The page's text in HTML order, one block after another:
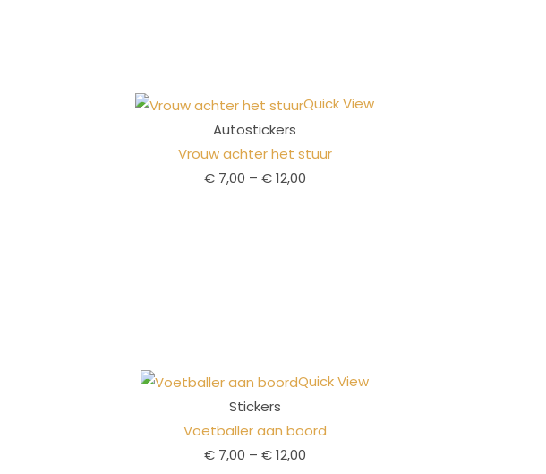
Quick View
Autostickers
Vrouw achter het stuur
€7,00 – €12,00
Quick View
Stickers
Voetballer aan boord
€7,00 – €12,00